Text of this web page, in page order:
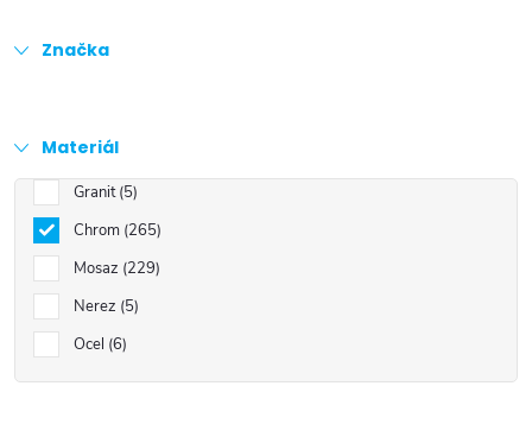
Značka
Materiál
Granit 5
Chrom 265
Mosaz 229
Nerez 5
Ocel 6